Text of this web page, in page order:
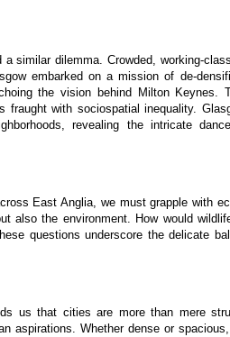
similar dilemma. Crowded, working-
embarked on a mission of de-
the vision behind Milton Keynes.
with sociospatial inequality.
revealing the intricate
East Anglia, we must grapple with
also the environment. How would
questions underscore the delicate
us that cities are more than mere
aspirations. Whether dense or